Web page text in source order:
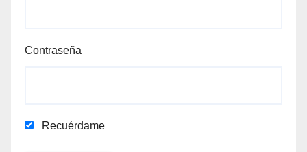
Contraseña
Recuérdame